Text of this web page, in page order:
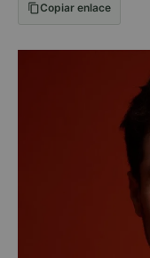
Copiar enlace